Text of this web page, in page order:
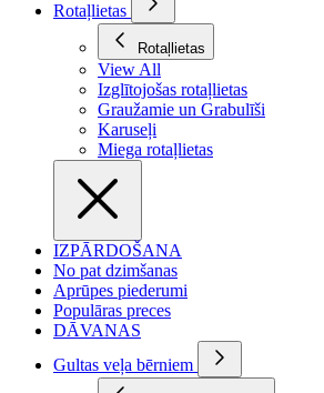
Rotaļlietas
Rotaļlietas
View All
Izglītojošas rotaļlietas
Graužamie un Grabulīši
Karuseļi
Miega rotaļlietas
IZPĀRDOŠANA
No pat dzimšanas
Aprūpes piederumi
Populāras preces
DĀVANAS
Gultas veļa bērniem